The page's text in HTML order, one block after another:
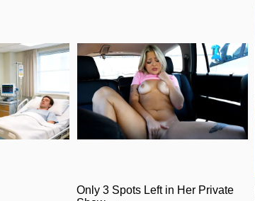
Only 3 Spots Left in Her Private